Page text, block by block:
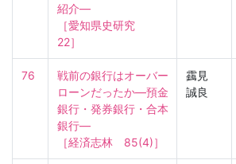
紹介―
［愛知県史研究
22］
76
戦前の銀行はオーバー
ローンだったか―預金
銀行・発券銀行・合本
銀行―
［経済志林　85(4)］
靎見
誠良